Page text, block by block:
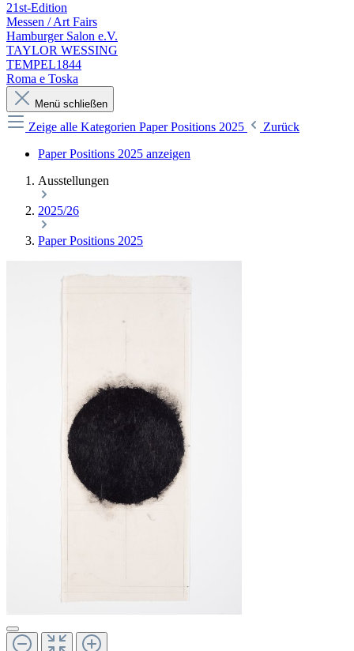
21st-Edition
Messen / Art Fairs
Hamburger Salon e.V.
TAYLOR WESSING
TEMPEL1844
Roma e Toska
Menü schließen
Zeige alle Kategorien Paper Positions 2025
Zurück
Paper Positions 2025 anzeigen
Ausstellungen
2025/26
Paper Positions 2025